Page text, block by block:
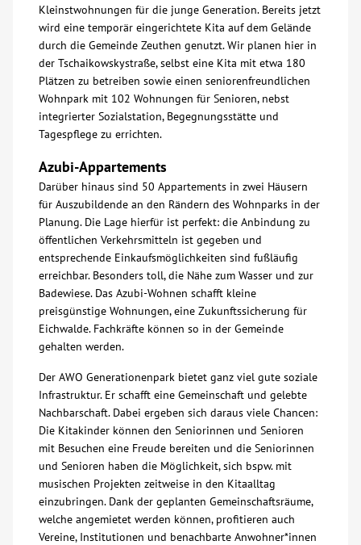
Kleinstwohnungen für die junge Generation. Bereits jetzt
wird eine temporär eingerichtete Kita auf dem Gelände
durch die Gemeinde Zeuthen genutzt. Wir planen hier in
der Tschaikowskystraße, selbst eine Kita mit etwa 180
Plätzen zu betreiben sowie einen seniorenfreundlichen
Wohnpark mit 102 Wohnungen für Senioren, nebst
integrierter Sozialstation, Begegnungsstätte und
Tagespflege zu errichten.
Azubi-Appartements
Darüber hinaus sind 50 Appartements in zwei Häusern
für Auszubildende an den Rändern des Wohnparks in der
Planung. Die Lage hierfür ist perfekt: die Anbindung zu
öffentlichen Verkehrsmitteln ist gegeben und
entsprechende Einkaufsmöglichkeiten sind fußläufig
erreichbar. Besonders toll, die Nähe zum Wasser und zur
Badewiese. Das Azubi-Wohnen schafft kleine
preisgünstige Wohnungen, eine Zukunftssicherung für
Eichwalde. Fachkräfte können so in der Gemeinde
gehalten werden.
Der AWO Generationenpark bietet ganz viel gute soziale
Infrastruktur. Er schafft eine Gemeinschaft und gelebte
Nachbarschaft. Dabei ergeben sich daraus viele Chancen:
Die Kitakinder können den Seniorinnen und Senioren
mit Besuchen eine Freude bereiten und die Seniorinnen
und Senioren haben die Möglichkeit, sich bspw. mit
musischen Projekten zeitweise in den Kitaalltag
einzubringen. Dank der geplanten Gemeinschaftsräume,
welche angemietet werden können, profitieren auch
Vereine, Institutionen und benachbarte Anwohner*innen